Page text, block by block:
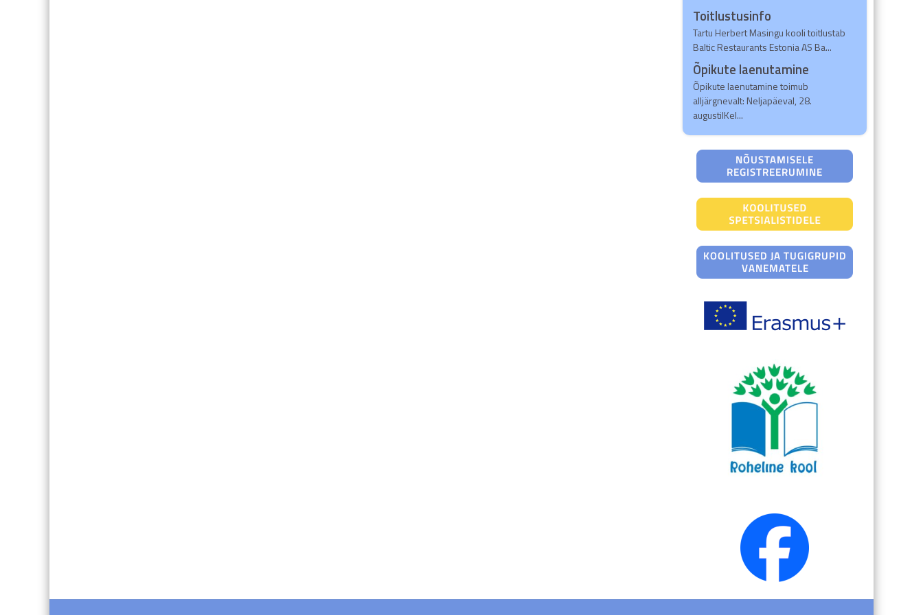
Toitlustusinfo
Tartu Herbert Masingu kooli toitlustab
Baltic Restaurants Estonia AS Ba...
Õpikute laenutamine
Õpikute laenutamine toimub
alljärgnevalt: Neljapäeval, 28.
augustilKel...